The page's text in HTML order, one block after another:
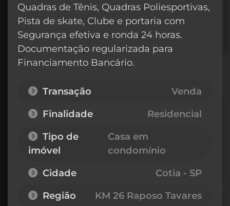
Quadras de Tênis, Quadras Poliesportivas,
Pista de skate, Clube e portaria com
Segurança efetiva e ronda 24 horas.
Documentação regularizada para
Financiamento Bancário.
Transação
Venda
Finalidade
Residencial
Tipo de
imóvel
Casa em
condomínio
Cidade
Cotia - SP
Região
KM 26 Raposo Tavares